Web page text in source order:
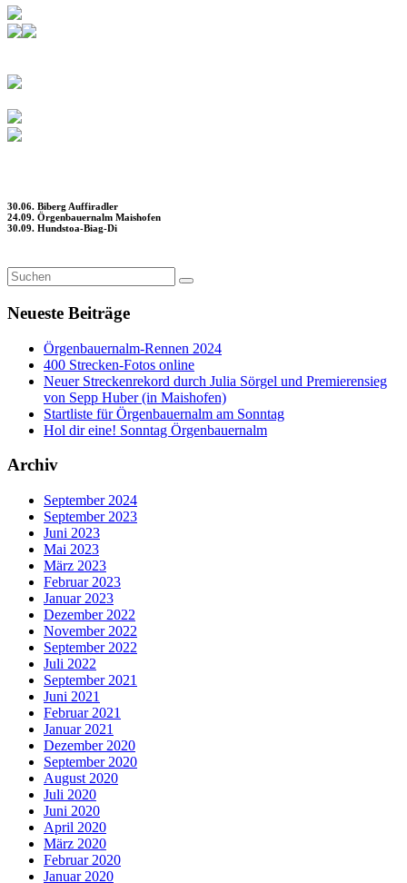
30.06. Biberg Auffiradler
24.09. Örgenbauernalm Maishofen
30.09. Hundstoa-Biag-Di
Neueste Beiträge
Örgenbauernalm-Rennen 2024
400 Strecken-Fotos online
Neuer Streckenrekord durch Julia Sörgel und Premierensieg
von Sepp Huber (in Maishofen)
Startliste für Örgenbauernalm am Sonntag
Hol dir eine! Sonntag Örgenbauernalm
Archiv
September 2024
September 2023
Juni 2023
Mai 2023
März 2023
Februar 2023
Januar 2023
Dezember 2022
November 2022
September 2022
Juli 2022
September 2021
Juni 2021
Februar 2021
Januar 2021
Dezember 2020
September 2020
August 2020
Juli 2020
Juni 2020
April 2020
März 2020
Februar 2020
Januar 2020